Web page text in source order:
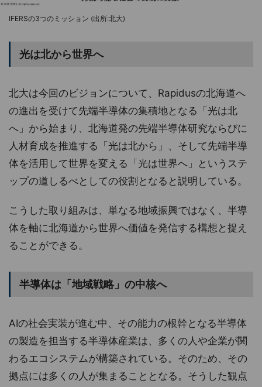
IFERSの3つのミッション (出所:北大)
光は北から世界へ
北大は今回のビジョンについて、Rapidusの北海道へ
の進出を受けて先端半導体の集積地となる「光は北
へ」から始まり、北海道発の先端半導体研究ならびに
人材育成を推進する「光は北から」、そして先端半導
体を活用して世界を変える「光は世界へ」というステ
ップの道しるべとしての役割となると説明している。
こうした取り組みは、単なる地域振興ではなく、半導
体を軸に北海道から世界へ価値を発信する構想と捉え
ることができる。
半導体は「地域戦略」の中核へ
AIの社会実装が進む中、その能力の根幹となる半導体
の製造を担当する半導体産業は、多くの人や企業が関
わるエコシステムが構築されている。そのため、その
拠点には多くの人が集まることとなる。そうした観点